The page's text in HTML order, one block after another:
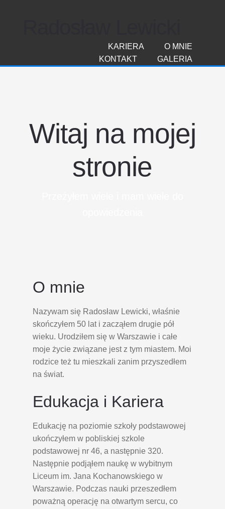
O MNIE
KARIERA
GALERIA
KONTAKT
Witaj na mojej
stronie
O mnie
Nazywam się Radosław Lewicki, właśnie
skończyłem 50 lat i zacząłem drugie pół
wieku. Urodziłem się w Warszawie i całe
moje życie związane jest z tym miastem. Moi
rodzice też tu mieszkali zanim przyszedłem
na świat.
Edukacja i Kariera
Edukację na poziomie szkoły podstawowej
ukończyłem w pobliskiej szkole
podstawowej nr 46, a następnie 320.
Następnie podjąłem naukę w wybitnym
Liceum im. Jana Kochanowskiego w
Warszawie. Podczas nauki przeszedłem
poważną operację na otwartym sercu, co